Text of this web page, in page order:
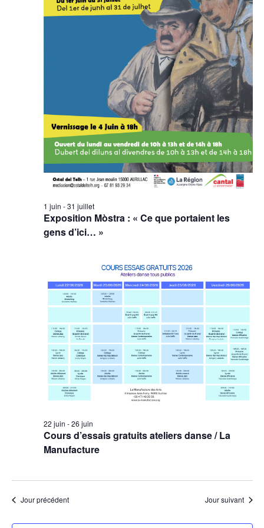
Exposition Mòstra : « Ce que portaient les
gens d’ici… »
1 juin -31 juillet
Cours d’essais gratuits ateliers danse / La
Manufacture
22 juin -26 juin
Jour précédent Jour suivant